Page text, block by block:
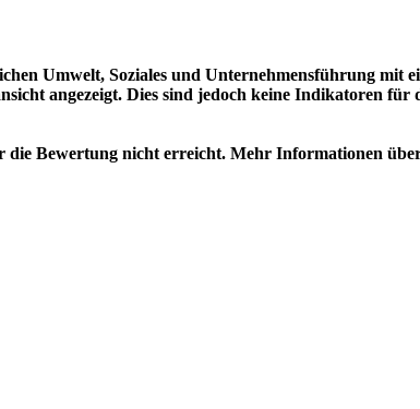
Umwelt, Soziales und Unternehmensführung mit
angezeigt. Dies sind jedoch keine Indikatoren
Bewertung nicht erreicht. Mehr Informationen